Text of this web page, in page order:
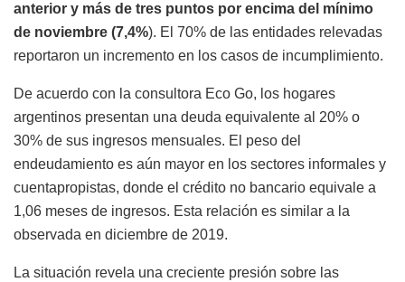
anterior y más de tres puntos por encima del mínimo
de noviembre (7,4%). El 70% de las entidades relevadas
reportaron un incremento en los casos de incumplimiento.
De acuerdo con la consultora Eco Go, los hogares
argentinos presentan una deuda equivalente al 20% o
30% de sus ingresos mensuales. El peso del
endeudamiento es aún mayor en los sectores informales y
cuentapropistas, donde el crédito no bancario equivale a
1,06 meses de ingresos. Esta relación es similar a la
observada en diciembre de 2019.
La situación revela una creciente presión sobre las